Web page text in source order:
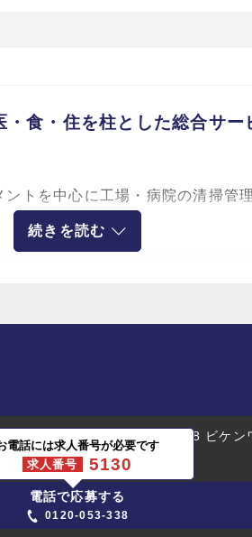
食・住を柱とした総合サー
ントを中心に工場・病院の清掃管
反田8‐4‐13
続きを読む
(C) 2018 ビケン
電話には求人番号が必要です
求人番号
5130
電話で応募する
0120-053-338